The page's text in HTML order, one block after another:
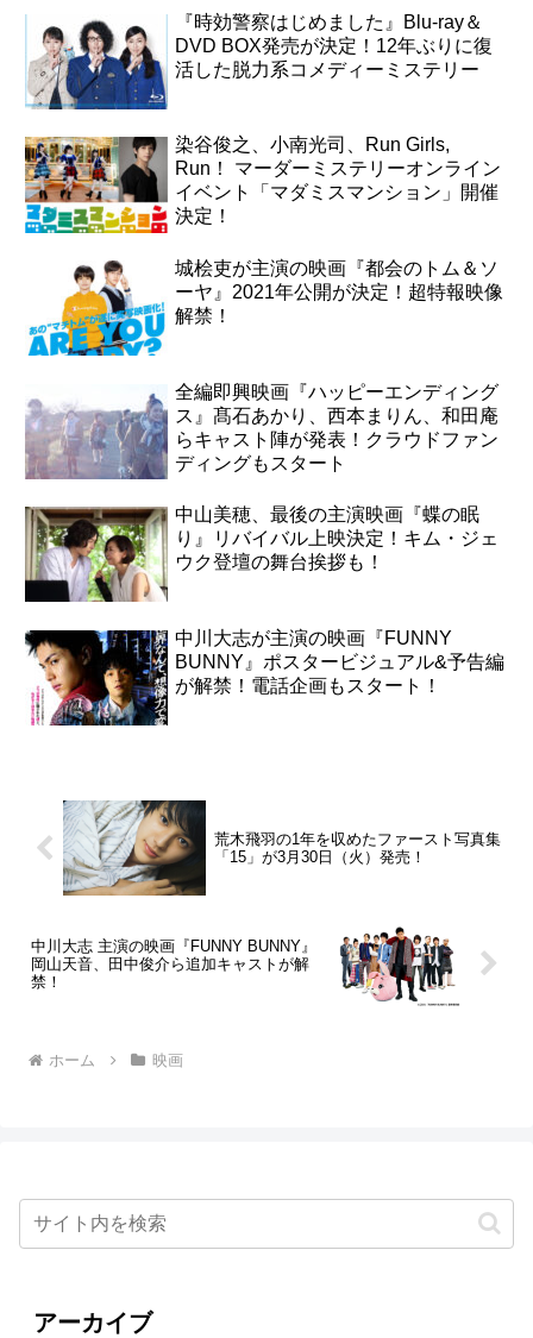
『時効警察はじめました』Blu-ray＆
DVD BOX発売が決定！12年ぶりに復
活した脱力系コメディーミステリー
染谷俊之、小南光司、Run Girls,
Run！ マーダーミステリーオンライン
イベント「マダミスマンション」開催
決定！
城桧吏が主演の映画『都会のトム＆ソ
ーヤ』2021年公開が決定！超特報映像
解禁！
全編即興映画『ハッピーエンディング
ス』髙石あかり、西本まりん、和田庵
らキャスト陣が発表！クラウドファン
ディングもスタート
中山美穂、最後の主演映画『蝶の眠
り』リバイバル上映決定！キム・ジェ
ウク登壇の舞台挨拶も！
中川大志が主演の映画『FUNNY
BUNNY』ポスタービジュアル&予告編
が解禁！電話企画もスタート！
荒木飛羽の1年を収めたファースト写真集
「15」が3月30日（火）発売！
中川大志 主演の映画『FUNNY BUNNY』
岡山天音、田中俊介ら追加キャストが解
禁！
ホーム 映画
アーカイブ